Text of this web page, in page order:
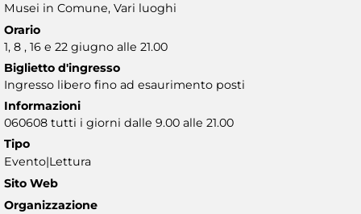
Musei in Comune, Vari luoghi
Orario
1, 8 , 16 e 22 giugno alle 21.00
Biglietto d'ingresso
Ingresso libero fino ad esaurimento posti
Informazioni
060608 tutti i giorni dalle 9.00 alle 21.00
Tipo
Evento|Lettura
Sito Web
Organizzazione